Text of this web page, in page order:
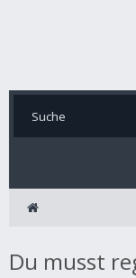
Du musst